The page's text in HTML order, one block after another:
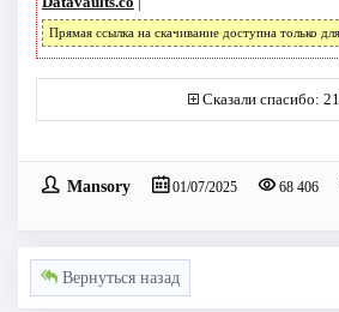
Прямая ссылка на скачивание доступна только
Сказали спасибо:
Mansory 01/07/2025 68 406
Вернуться назад